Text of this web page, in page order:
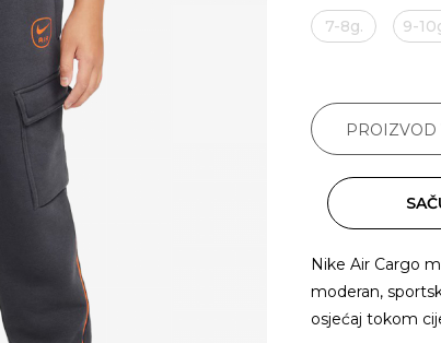
7-8g.
9-
PROIZVOD
Nike Air Cargo
moderan,
osjećaj tokom